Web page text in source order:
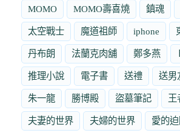
MOMO MOMO壽喜燒 鎮魂
太空戰士 魔道祖師 iphone
丹布朗 法蘭克肉舖 鄭多燕
推理小說 電子書 送禮 送男
朱一龍 勝博殿 盜墓筆記 王
夫妻的世界 夫婦的世界 愛的